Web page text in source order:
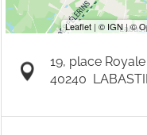
19, place Royale
40240